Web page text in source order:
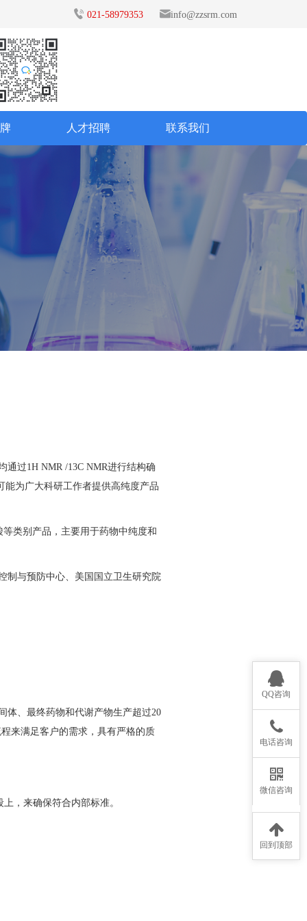
021-58979353 info@zzsrm.com
人才招聘 联系我们
通过1H NMR /13C NMR进行结构确
能为广大科研工作者提供高纯度产品
类别产品，主要用于药物中纯度和
制与预防中心、美国国立卫生研究院
体、最终药物和代谢产物生产超过20
来满足客户的需求，具有严格的质
，来确保符合内部标准。
QQ咨询
电话咨询
微信咨询
回到顶部